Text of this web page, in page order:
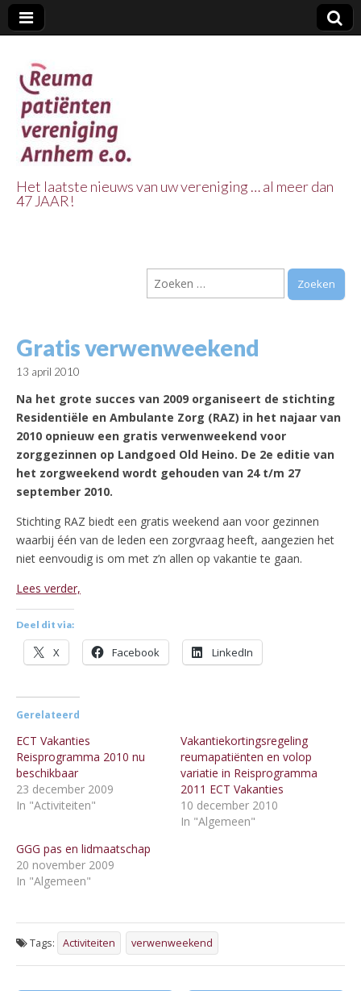
Vereniging
Arnhem e.o.
Het laatste nieuws van uw vereniging … al meer dan
47 JAAR!
Zoeken
naar:
Gratis verwenweekend
13 april 2010
Na het grote succes van 2009 organiseert de stichting
Residentiële en Ambulante Zorg (RAZ) in het najaar van
2010 opnieuw een gratis verwenweekend voor
zorggezinnen op Landgoed Old Heino. De 2e editie van
het zorgweekend wordt gehouden van 24 t/m 27
september 2010.
Stichting RAZ biedt een gratis weekend aan voor gezinnen
waarbij één van de leden een zorgvraag heeft, aangezien het
niet eenvoudig is om met z’n allen op vakantie te gaan.
Lees verder,
Deel dit via:
X Facebook LinkedIn
Gerelateerd
ECT Vakanties
Reisprogramma 2010 nu
beschikbaar
23 december 2009
In "Activiteiten"
Vakantiekortingsregeling
reumapatiënten en volop
variatie in Reisprogramma
2011 ECT Vakanties
10 december 2010
In "Algemeen"
GGG pas en lidmaatschap
20 november 2009
In "Algemeen"
Tags: Activiteiten verwenweekend